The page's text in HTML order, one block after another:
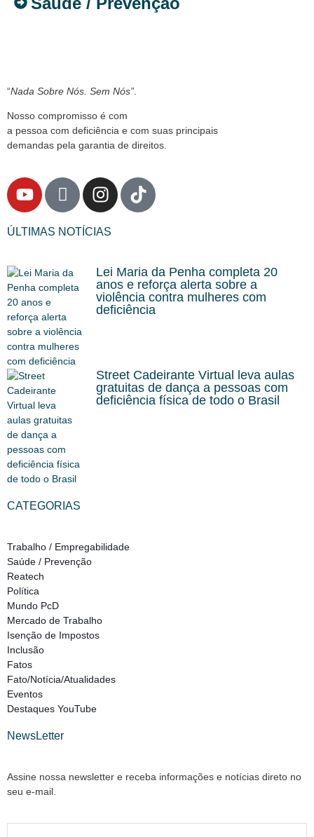
“Nada Sobre Nós. Sem Nós”
Nosso compromisso é com
a pessoa com deficiência e com suas principais
demandas pela garantia de direitos.
ÚLTIMAS NOTÍCIAS
Lei Maria da Penha completa 20
anos e reforça alerta sobre a
violência contra mulheres com
deficiência
Street Cadeirante Virtual leva aulas
gratuitas de dança a pessoas com
deficiência física de todo o Brasil
CATEGORIAS
Trabalho / Empregabilidade
Saúde / Prevenção
Reatech
Política
Mundo PcD
Mercado de Trabalho
Isenção de Impostos
Inclusão
Fatos
Fato/Notícia/Atualidades
Eventos
Destaques YouTube
NewsLetter
Assine nossa newsletter e receba informações e notícias direto no
seu e-mail.